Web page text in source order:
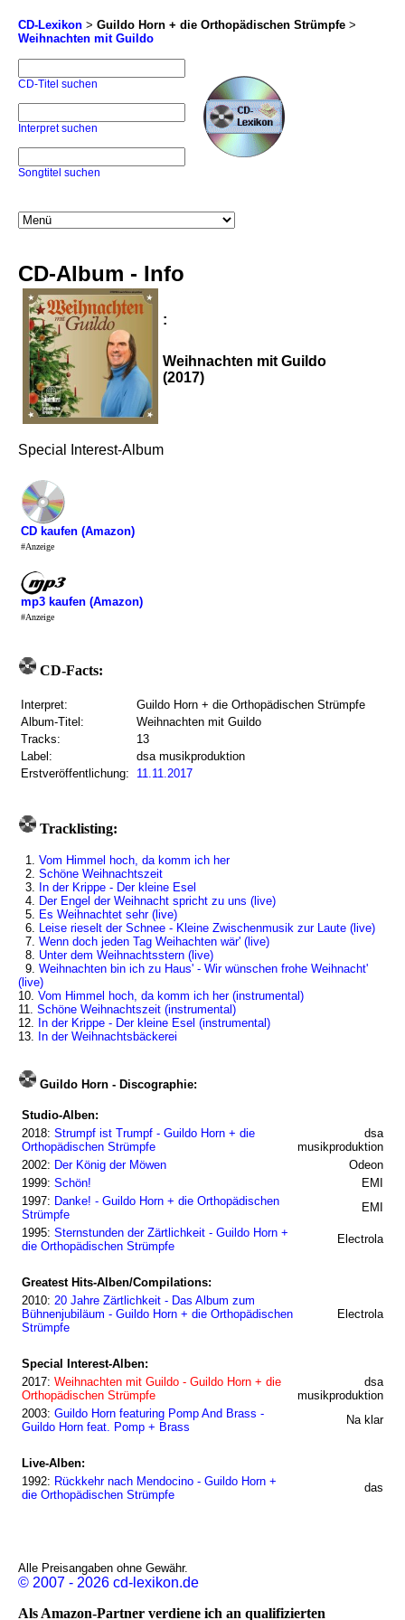
CD-Lexikon > Guildo Horn + die Orthopädischen Strümpfe >
Weihnachten mit Guildo
CD-Titel suchen
Interpret suchen
Songtitel suchen
CD-Album - Info
:
Weihnachten mit Guildo
(2017)
Special Interest-Album
CD kaufen (Amazon)
#Anzeige
mp3 kaufen (Amazon)
#Anzeige
CD-Facts:
Interpret:
Guildo Horn + die Orthopädischen Strümpfe
Album-Titel:
Weihnachten mit Guildo
Tracks:
13
Label:
dsa musikproduktion
Erstveröffentlichung:
11.11.2017
Tracklisting:
1. Vom Himmel hoch, da komm ich her
2. Schöne Weihnachtszeit
3. In der Krippe - Der kleine Esel
4. Der Engel der Weihnacht spricht zu uns (live)
5. Es Weihnachtet sehr (live)
6. Leise rieselt der Schnee - Kleine Zwischenmusik zur Laute (live)
7. Wenn doch jeden Tag Weihachten wär' (live)
8. Unter dem Weihnachtsstern (live)
9. Weihnachten bin ich zu Haus' - Wir wünschen frohe Weihnacht'
(live)
10. Vom Himmel hoch, da komm ich her (instrumental)
11. Schöne Weihnachtszeit (instrumental)
12. In der Krippe - Der kleine Esel (instrumental)
13. In der Weihnachtsbäckerei
Guildo Horn - Discographie:
Studio-Alben:
2018: Strumpf ist Trumpf - Guildo Horn + die
Orthopädischen Strümpfe
dsa
musikproduktion
2002: Der König der Möwen
Odeon
1999: Schön!
EMI
1997: Danke! - Guildo Horn + die Orthopädischen
Strümpfe
EMI
1995: Sternstunden der Zärtlichkeit - Guildo Horn +
die Orthopädischen Strümpfe
Electrola
Greatest Hits-Alben/Compilations:
2010: 20 Jahre Zärtlichkeit - Das Album zum
Bühnenjubiläum - Guildo Horn + die Orthopädischen
Strümpfe
Electrola
Special Interest-Alben:
2017: Weihnachten mit Guildo - Guildo Horn + die
Orthopädischen Strümpfe
dsa
musikproduktion
2003: Guildo Horn featuring Pomp And Brass -
Guildo Horn feat. Pomp + Brass
Na klar
Live-Alben:
1992: Rückkehr nach Mendocino - Guildo Horn +
die Orthopädischen Strümpfe
das
Alle Preisangaben ohne Gewähr.
© 2007 - 2026 cd-lexikon.de
Als Amazon-Partner verdiene ich an qualifizierten